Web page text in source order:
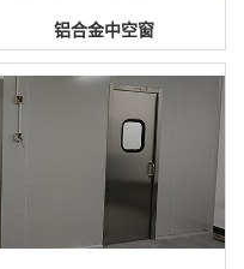
铝合金中空窗